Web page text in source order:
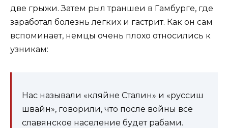
две грыжи. Затем рыл траншеи в Гамбурге, где
заработал болезнь легких и гастрит. Как он сам
вспоминает, немцы очень плохо относились к
узникам:
Нас называли «кляйне Сталин» и «руссиш
швайн», говорили, что после войны всё
славянское население будет рабами.